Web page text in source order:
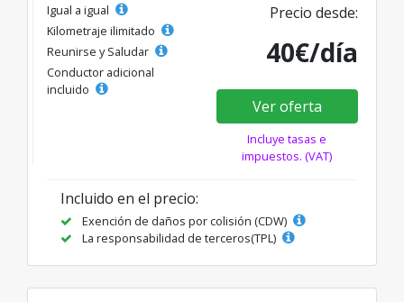
Igual a igual
Kilometraje ilimitado
Reunirse y Saludar
Conductor adicional
incluido
Precio desde:
40€/día
Ver oferta
Incluye tasas e
impuestos. (VAT)
Incluido en el precio:
Exención de daños por colisión (CDW)
La responsabilidad de terceros(TPL)